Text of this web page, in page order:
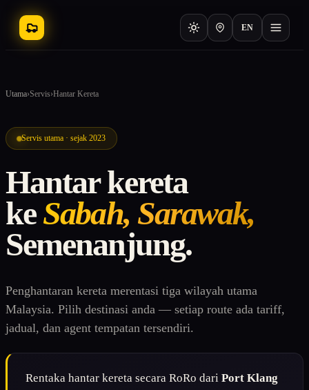
EN
Utama›Servis›Hantar Kereta
Servis utama · sejak 2023
Hantar kereta
keSabah, Sarawak,
Semenanjung.
Penghantaran kereta merentasi tiga wilayah utama
Malaysia. Pilih destinasi anda — setiap route ada tariff,
jadual, dan agent tempatan tersendiri.
Rentaka hantar kereta secara RoRo dari Port Klang